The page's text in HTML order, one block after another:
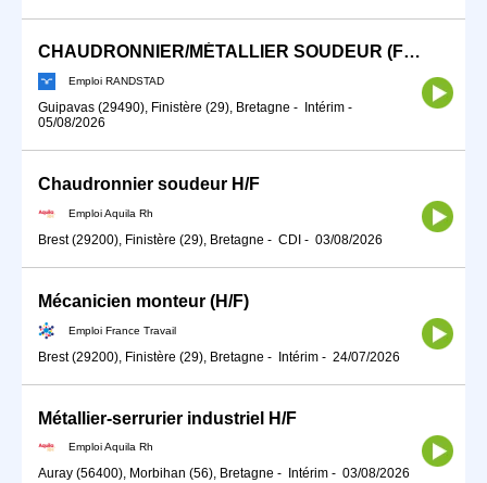
CHAUDRONNIER/MÉTALLIER SOUDEUR (F/H)
Emploi RANDSTAD
Guipavas (29490), Finistère (29), Bretagne - Intérim -
05/08/2026
Chaudronnier soudeur H/F
Emploi Aquila Rh
Brest (29200), Finistère (29), Bretagne - CDI - 03/08/2026
Mécanicien monteur (H/F)
Emploi France Travail
Brest (29200), Finistère (29), Bretagne - Intérim - 24/07/2026
Métallier-serrurier industriel H/F
Emploi Aquila Rh
Auray (56400), Morbihan (56), Bretagne - Intérim - 03/08/2026